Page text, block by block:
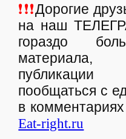
❗❗❗Дорогие
на наш
гораздо
публикации
пообщаться с
в комментариях
Eat-right.ru